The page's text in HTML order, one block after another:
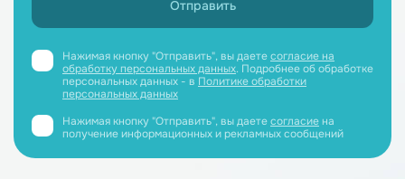
Нажимая кнопку "Отправить", вы даетесогласие на
обработку персональных данных. Подробнее об обработке
персональных данных - в Политике обработки
персональных данных
Нажимая кнопку "Отправить", вы даетесогласиена
получение информационных и рекламных сообщений